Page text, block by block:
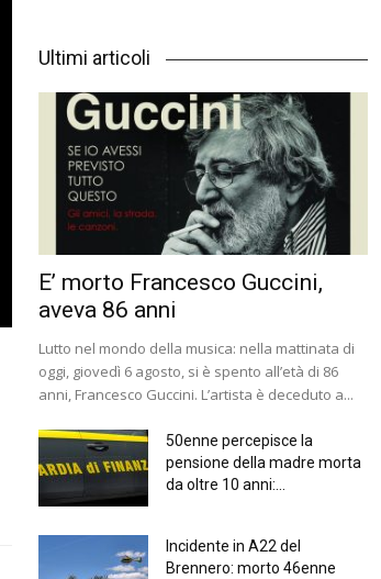
Ultimi articoli
E’ morto Francesco Guccini,
aveva 86 anni
Lutto nel mondo della musica: nella mattinata di
oggi, giovedì 6 agosto, si è spento all’età di 86
anni, Francesco Guccini. L’artista è deceduto a...
50enne percepisce la
pensione della madre morta
da oltre 10 anni:...
Incidente in A22 del
Brennero: morto 46enne